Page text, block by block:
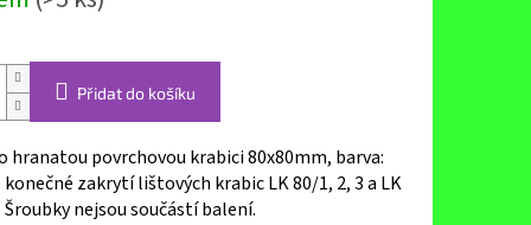
Přidat do košíku
hranatou povrchovou krabici 80x80mm, barva:
zakrytí lištových krabic LK 80/1, 2, 3 a LK
Šroubky nejsou součástí balení.